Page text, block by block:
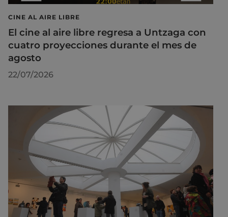
CINE AL AIRE LIBRE
El cine al aire libre regresa a Untzaga con
cuatro proyecciones durante el mes de
agosto
22/07/2026